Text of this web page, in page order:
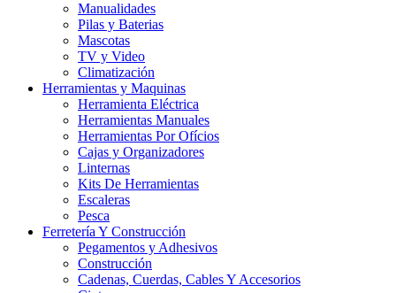
Manualidades
Pilas y Baterias
Mascotas
TV y Video
Climatización
Herramientas y Maquinas
Herramienta Eléctrica
Herramientas Manuales
Herramientas Por Ofícios
Cajas y Organizadores
Linternas
Kits De Herramientas
Escaleras
Pesca
Ferretería Y Construcción
Pegamentos y Adhesivos
Construcción
Cadenas, Cuerdas, Cables Y Accesorios